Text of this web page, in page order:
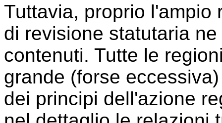
Tuttavia, proprio l'ampio
di revisione statutaria
contenuti. Tutte le
grande (forse
dei principi dell'azione